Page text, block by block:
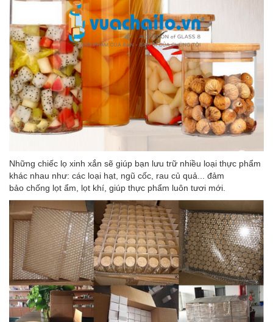
Những chiếc lọ xinh xắn sẽ giúp bạn lưu trữ nhiều loại thực phẩm
khác nhau như: các loại hạt, ngũ cốc, rau củ quả... đảm
bảo chống lọt ẩm, lọt khí, giúp thực phẩm luôn tươi mới.